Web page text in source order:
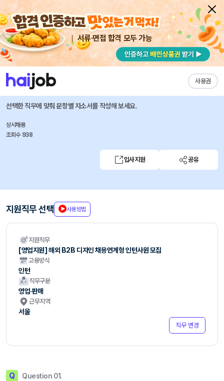
서류·면접 합격 모두 가능
사용권
채용공고 자소서 자유항목 자소서 내 작성목록
에이피알 즐겨찾기
[영업지원] 해외 B2B 디자인 채용연계형 인턴사원 모집
선택한 직무에 맞춰 문항별 자소서를 작성해 보세요.
상시채용
조회수 938
입사지원 공유
지원직무 선택 사용방법
지원직무
[영업지원] 해외 B2B 디자인 채용연계형 인턴사원 모집
고용방식
인턴
직무구분
영업·판매
근무지역
서울
직무 변경
Q Question 01.